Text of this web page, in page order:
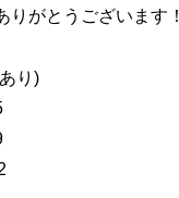
りがとうございます！
り)